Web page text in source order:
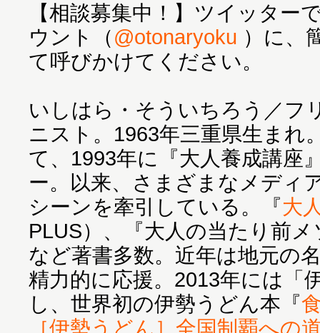
【相談募集中！】ツイッター
ウント（@otonaryoku ）に、
て呼びかけてください。
いしはら・そういちろう／フ
ニスト。1963年三重県生まれ
て、1993年に『大人養成講座
ー。以来、さまざまなメディ
シーンを牽引している。『大
PLUS）、『大人の当たり前
など著書多数。近年は地元の
精力的に応援。2013年には「
し、世界初の伊勢うどん本『
［伊勢うどん］全国制覇への